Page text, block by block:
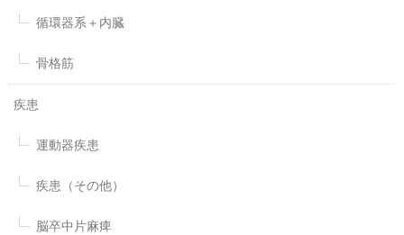
循環器系＋内臓
骨格筋
疾患
運動器疾患
疾患（その他）
脳卒中片麻痺